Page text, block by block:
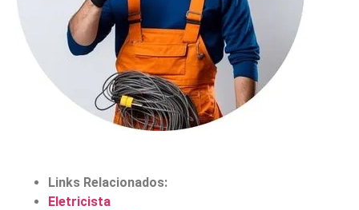
Links Relacionados:
Eletricista